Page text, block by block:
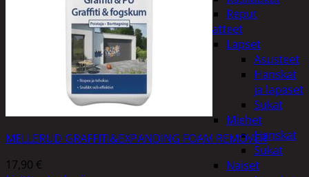
Reput
Vaatteet
Lapset
Asusteet
Hanskat
ja lapaset
Sukat
Miehet
Hanskat
Sukat
Naiset
MELLERUD GRAFFITI&EXPANDING FOAM REMOVER
17,90 €